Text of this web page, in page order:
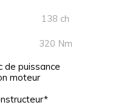
138 ch
320 Nm
de puissance
moteur